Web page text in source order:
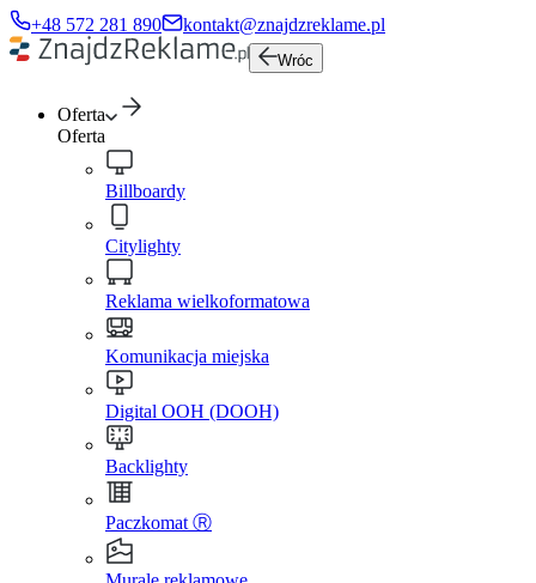
+48 572 281 890 kontakt@znajdzreklame.pl
Wróc
Oferta
Oferta
Billboardy
Citylighty
Reklama wielkoformatowa
Komunikacja miejska
Digital OOH (DOOH)
Backlighty
Paczkomat Ⓡ